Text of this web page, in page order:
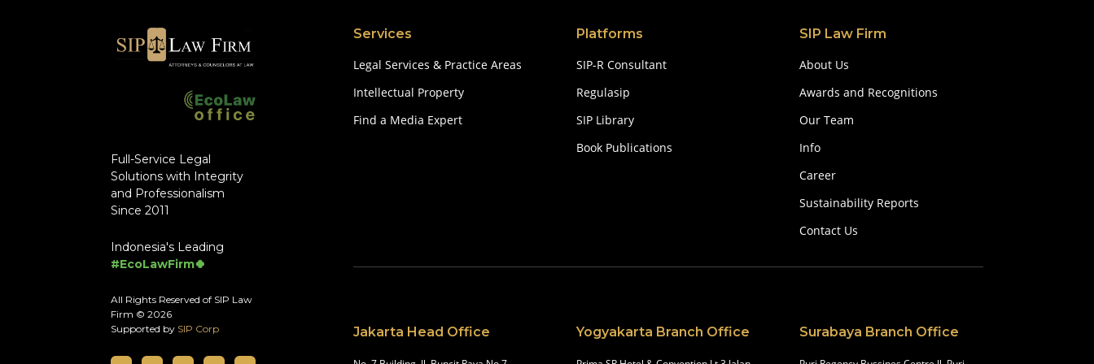
Full-Service Legal
Solutions with Integrity
and Professionalism
Since 2011
Indonesia's Leading
#EcoLawFirm🍀
All Rights Reserved of SIP Law
Firm © 2026
Supported by SIP Corp
Services
Legal Services & Practice Areas
Intellectual Property
Find a Media Expert
Platforms
SIP-R Consultant
Regulasip
SIP Library
Book Publications
SIP Law Firm
About Us
Awards and Recognitions
Our Team
Info
Career
Sustainability Reports
Contact Us
Jakarta Head Office Yogyakarta Branch Office Surabaya Branch Office